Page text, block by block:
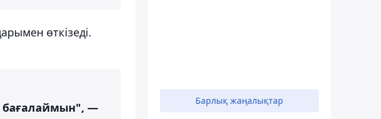
өткізеді.
бағалаймын", —
Барлық жаңалықтар